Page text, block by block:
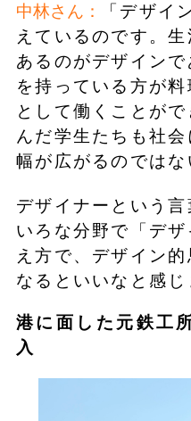
中林さん：
「デザイ
えているのです。
あるのがデザイン
を持っている方が
として働くことが
んだ学生たちも社
幅が広がるのではな
デザイナーという
いろな分野で「デ
え方で、デザイン
なるといいなと感じ
港に面した元鉄工
入